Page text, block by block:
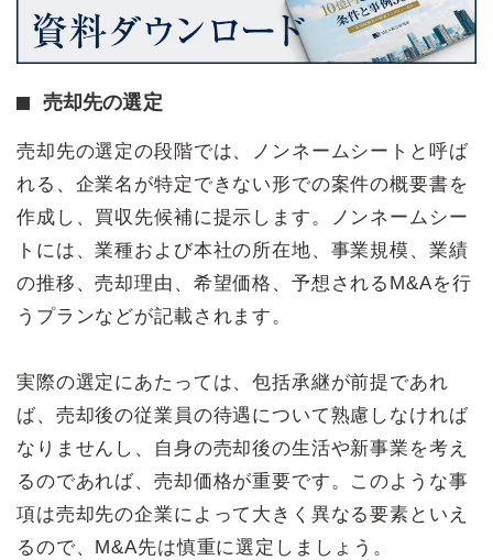
売却先の選定
売却先の選定の段階では、ノンネームシートと呼ば
れる、企業名が特定できない形での案件の概要書を
作成し、買収先候補に提示します。ノンネームシー
トには、業種および本社の所在地、事業規模、業績
の推移、売却理由、希望価格、予想されるM&Aを行
うプランなどが記載されます。
実際の選定にあたっては、包括承継が前提であれ
ば、売却後の従業員の待遇について熟慮しなければ
なりませんし、自身の売却後の生活や新事業を考え
るのであれば、売却価格が重要です。このような事
項は売却先の企業によって大きく異なる要素といえ
るので、M&A先は慎重に選定しましょう。